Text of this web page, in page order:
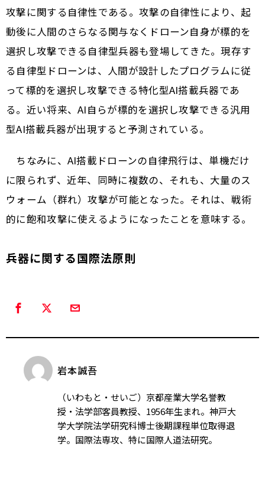
攻撃に関する自律性である。攻撃の自律性により、起
動後に人間のさらなる関与なくドローン自身が標的を
選択し攻撃できる自律型兵器も登場してきた。現存す
る自律型ドローンは、人間が設計したプログラムに従
って標的を選択し攻撃できる特化型AI搭載兵器であ
る。近い将来、AI自らが標的を選択し攻撃できる汎用
型AI搭載兵器が出現すると予測されている。
ちなみに、AI搭載ドローンの自律飛行は、単機だけ
に限られず、近年、同時に複数の、それも、大量のス
ウォーム（群れ）攻撃が可能となった。それは、戦術
的に飽和攻撃に使えるようになったことを意味する。
兵器に関する国際法原則
岩本誠吾
（いわもと・せいご）京都産業大学名誉教
授・法学部客員教授、1956年生まれ。神戸大
学大学院法学研究科博士後期課程単位取得退
学。国際法専攻、特に国際人道法研究。